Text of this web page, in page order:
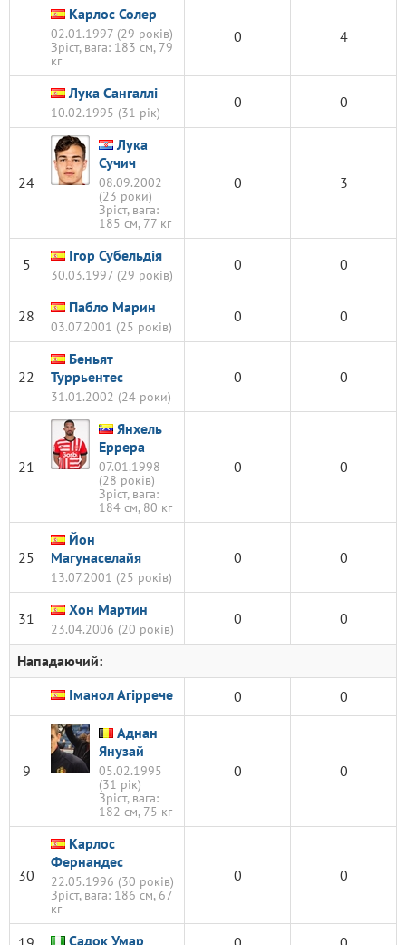
Карлос Солер
02.01.1997 (29 років)
Зріст, вага: 183 см, 79
кг
0 4
Лука Сангаллі
10.02.1995 (31 рік)
0 0
24
Лука
Сучич
08.09.2002
(23 роки)
Зріст, вага:
185 см, 77 кг
0 3
5 Ігор Субельдія
30.03.1997 (29 років)
0 0
28 Пабло Марин
03.07.2001 (25 років)
0 0
22
Беньят
Туррьентес
31.01.2002 (24 роки)
0 0
21
Янхель
Еррера
07.01.1998
(28 років)
Зріст, вага:
184 см, 80 кг
0 0
25
Йон
Магунаселайя
13.07.2001 (25 років)
0 0
31 Хон Мартин
23.04.2006 (20 років)
0 0
Нападаючий:
Іманол Агіррече
0 0
9
Аднан
Янузай
05.02.1995
(31 рік)
Зріст, вага:
182 см, 75 кг
0 0
30
Карлос
Фернандес
22.05.1996 (30 років)
Зріст, вага: 186 см, 67
кг
0 0
Садок Умар